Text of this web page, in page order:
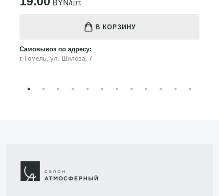
BYN/шт.
В КОРЗИНУ
Самовывоз по адресу:
г. Гомель, ул. Шилова, 7